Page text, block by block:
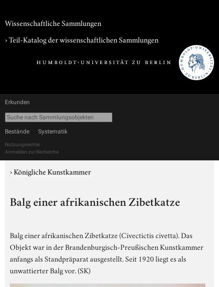
Wissenschaftliche Sammlungen
› Teil-Katalog der wissenschaftlichen Sammlungen
Erkunden
Bestände Systematik
Nutzungsrechte
Anmelden zur Recherche
›Königliche Kunstkammer
Balg einer afrikanischen Zibetkatze
Balg einer afrikanischen Zibetkatze (Civectictis civetta). Das
Objekt war in der Brandenburgisch-Preußischen Kunstkammer
anfangs als Standpräparat ausgestellt. Seit 1920 liegt es als
unwattierter Balg vor. (SK)